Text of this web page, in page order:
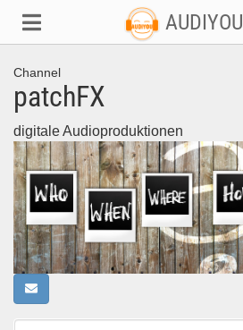
AUDIYOU
Channel
patchFX
digitale Audioproduktionen